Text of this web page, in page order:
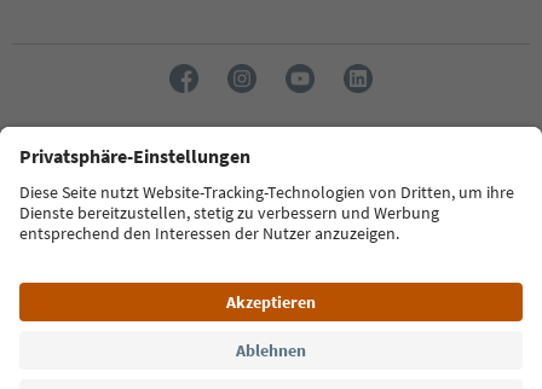
Sprache: Deutsch
FAQ Kontakt Presse MICE Datenschutzerklärung
Zugänglichkeitserklärung